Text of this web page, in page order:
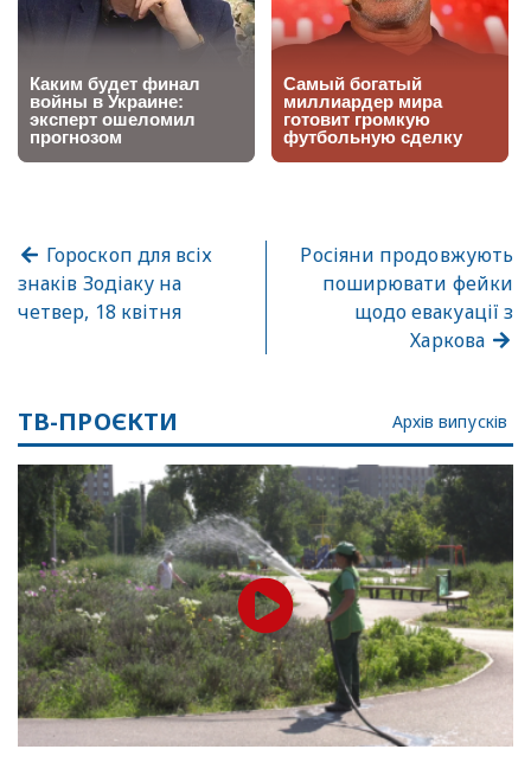
Гороскоп для всіх
знаків Зодіаку на
четвер, 18 квітня
Росіяни продовжують
поширювати фейки
щодо евакуації з
Харкова
ТВ-ПРОЄКТИ Архів випусків